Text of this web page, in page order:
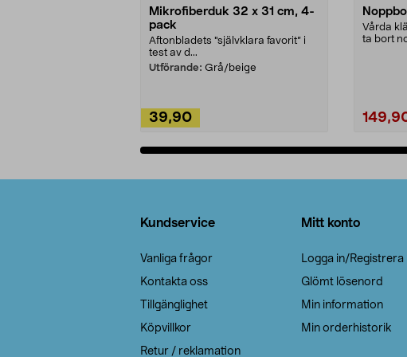
Mikrofiberduk 32 x 31 cm, 4-
pack
Aftonbladets "självklara favorit” i
test av d...
Utförande: Grå/beige
39,90
Vårda
ta bort
Kundservice
Vanliga frågor
Kontakta oss
Tillgänglighet
Köpvillkor
Retur / reklamation
Mitt konto
Logga in/Registrera
Glömt lösenord
Min information
Min orderhistorik